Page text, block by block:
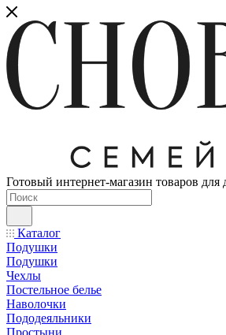
Готовый интернет-магазин товаров для
Каталог
Подушки
Подушки
Чехлы
Постельное белье
Наволочки
Пододеяльники
Простыни